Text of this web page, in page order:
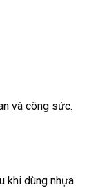
và công sức.
khi dùng nhựa